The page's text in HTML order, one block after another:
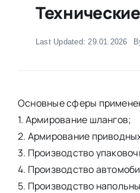
Last Updated: 29.01.2026
Основные сферы
1. Армирование шлангов;
2. Армирование
3. Производство
4. Производство
5. Производство